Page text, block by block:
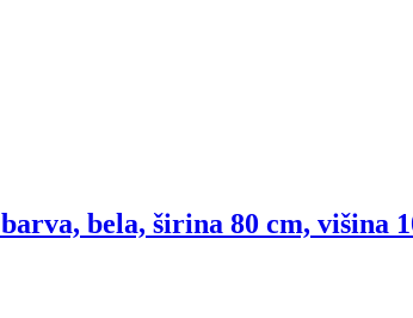
bela, širina 80 cm, višina